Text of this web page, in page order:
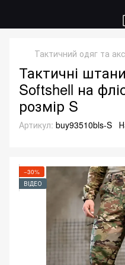
Тактичний одяг та
Тактичні
Softshell на
розмір S
Артикул: buy93510bls-S
−30%
ВІДЕО